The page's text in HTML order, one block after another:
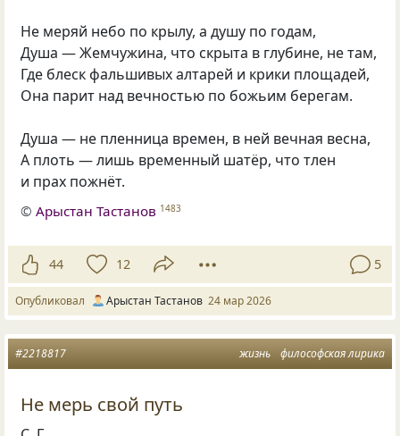
Не меряй небо по крылу, а душу по годам,
Душа — Жемчужина, что скрыта в глубине, не там,
Где блеск фальшивых алтарей и крики площадей,
Она парит над вечностью по божьим берегам.
Душа — не пленница времен, в ней вечная весна,
А плоть — лишь временный шатёр, что тлен
и прах пожнёт.
©Арыстан Тастанов 1483
44 12 5
Опубликовал Арыстан Тастанов 24 мар 2026
жизнь философская лирика
#2218817
Не мерь свой путь